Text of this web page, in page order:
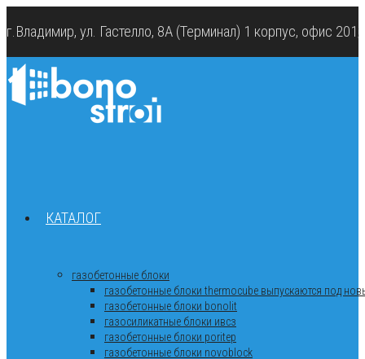
г.Владимир, ул. Гастелло, 8А (Терминал) 1 корпус, офис
КАТАЛОГ
газобетонные блоки
газобетонные блоки thermocube выпускаются под
газобетонные блоки bonolit
газосиликатные блоки ивсз
газобетонные блоки poritep
газобетонные блоки novoblock